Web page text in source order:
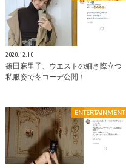
2020.12.10
篠田麻里子、ウエストの細さ際立つ
私服姿で冬コーデ公開！
ENTERTAINMENT